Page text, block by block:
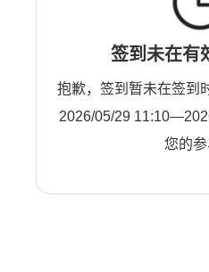
签到未在有
抱歉，签到暂未在签到
2026/05/29
您的参